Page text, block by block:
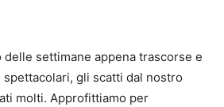
settimane appena trascorse e
spettacolari, gli scatti dal nostro
molti. Approfittiamo per